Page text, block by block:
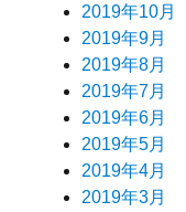
2019年10月
2019年9月
2019年8月
2019年7月
2019年6月
2019年5月
2019年4月
2019年3月